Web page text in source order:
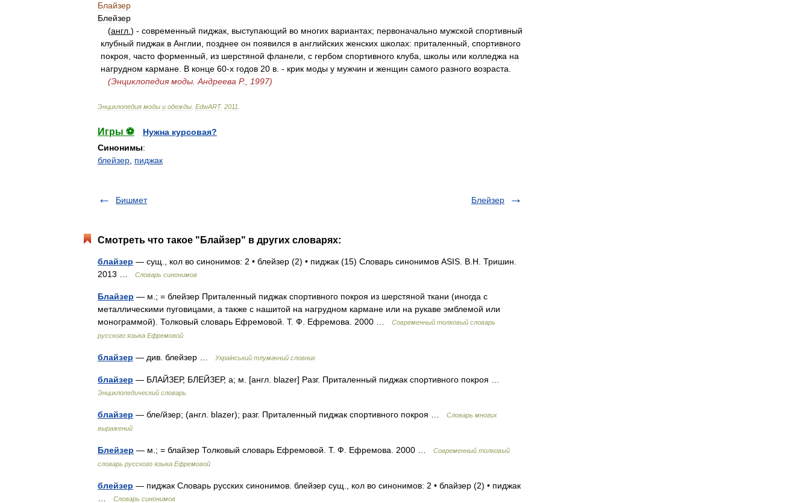
Блайзер
Блейзер
(англ ) - современный пиджак выступающий во многих вариантах; первоначально мужской спортивный
клубный пиджак в Англии позднее он появился в английских женских школах: приталенный спортивного
покроя часто форменный из шерстяной фланели с гербом спортивного клуба школы или колледжа на
нагрудном кармане В конце 60-х годов 20 в . - крик моды у мужчин и женщин самого разного возраста
(Энциклопедия моды Андреева Р., 1997)
Энциклопедия моды и одежды EdwART. 2011
Игры ⚽
Нужна курсовая?
Синонимы:
блейзер пиджак
Бишмет Блейзер
Смотреть что такое "Блайзер" в других словарях:
блайзер — сущ., кол во синонимов: 2 • блейзер (2) • пиджак (15) Словарь синонимов ASIS. В.Н. Тришин.
2013 …
Словарь синонимов
Блайзер — м.; = блейзер Приталенный пиджак спортивного покроя из шерстяной ткани (иногда с
металлическими пуговицами, а также с нашитой на нагрудном кармане или на рукаве эмблемой или
монограммой). Толковый словарь Ефремовой. Т. Ф. Ефремова. 2000 …
Современный толковый словарь
русского языка Ефремовой
блайзер — див. блейзер … Український тлумачний словник
блайзер — БЛАЙЗЕР, БЛЕЙЗЕР, а; м. [англ. blazer] Разг. Приталенный пиджак спортивного покроя …
Энциклопедический словарь
блайзер — бле/йзер; (англ. blazer); разг. Приталенный пиджак спортивного покроя …
Словарь многих
выражений
Блейзер — м.; = блайзер Толковый словарь Ефремовой. Т. Ф. Ефремова. 2000 …
Современный толковый
словарь русского языка Ефремовой
блейзер — пиджак Словарь русских синонимов. блейзер сущ., кол во синонимов: 2 • блайзер (2) • пиджак
Словарь синонимов